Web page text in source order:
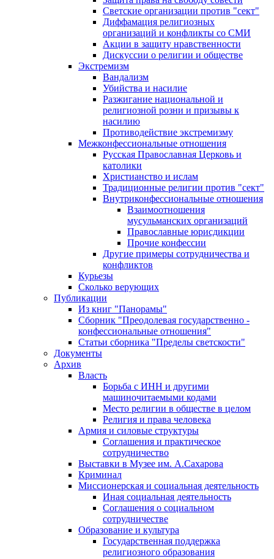
Светские организации против "сект"
Диффамация религиозных
организаций и конфликты со СМИ
Акции в защиту нравственности
Дискуссии о религии и обществе
Экстремизм
Вандализм
Убийства и насилие
Разжигание национальной и
религиозной розни и призывы к
насилию
Противодействие экстремизму
Межконфессиональные отношения
Русская Православная Церковь и
католики
Христианство и ислам
Традиционные религии против "сект"
Внутриконфессиональные отношения
Взаимоотношения
мусульманских организаций
Православные юрисдикции
Прочие конфессии
Другие примеры сотрудничества и
конфликтов
Курьезы
Сколько верующих
Публикации
Из книг "Панорамы"
Сборник "Преодолевая государственно -
конфессиональные отношения"
Статьи сборника "Пределы светскости"
Документы
Архив
Власть
Борьба с ИНН и другими
машиночитаемыми кодами
Место религии в обществе в целом
Религия и права человека
Армия и силовые структуры
Соглашения и практическое
сотрудничество
Выставки в Музее им. А.Сахарова
Криминал
Миссионерская и социальная деятельность
Иная социальная деятельность
Соглашения о социальном
сотрудничестве
Образование и культура
Государственная поддержка
религиозного образования